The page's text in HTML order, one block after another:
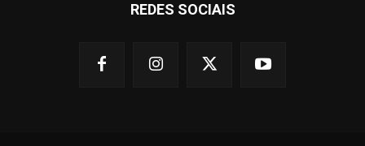
REDES SOCIAIS